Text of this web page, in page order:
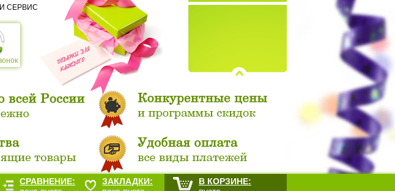
СЕРВИС
СРАВНЕНИЕ:
ЗАКЛАДКИ:
В КОРЗИНЕ: